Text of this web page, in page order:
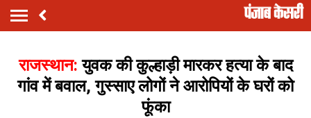
राजस्थान:युवक की कुल्हाड़ी मारकर हत्या के बाद
गांव में बवाल, गुस्साए लोगों ने आरोपियों के घरों को
फूंका